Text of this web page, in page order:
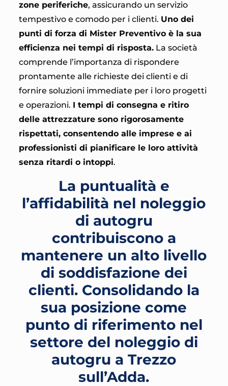
zone periferiche, assicurando un servizio
tempestivo e comodo per i clienti. Uno dei
punti di forza di Mister Preventivo è la sua
efficienza nei tempi di risposta.La società
comprende l’importanza di rispondere
prontamente alle richieste dei clienti e di
fornire soluzioni immediate per i loro progetti
e operazioni. I tempi di consegna e ritiro
delle attrezzature sono rigorosamente
rispettati, consentendo alle imprese e ai
professionisti di pianificare le loro attività
senza ritardi o intoppi.
La puntualità e
l’affidabilità nel noleggio
di autogru
contribuiscono a
mantenere un alto livello
di soddisfazione dei
clienti. Consolidando la
sua posizione come
punto di riferimento nel
settore del noleggio di
autogru a Trezzo
sull’Adda.